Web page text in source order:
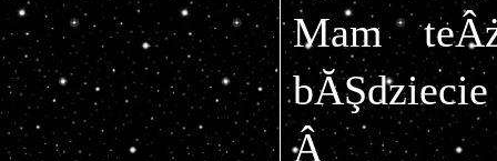
Mam
Â